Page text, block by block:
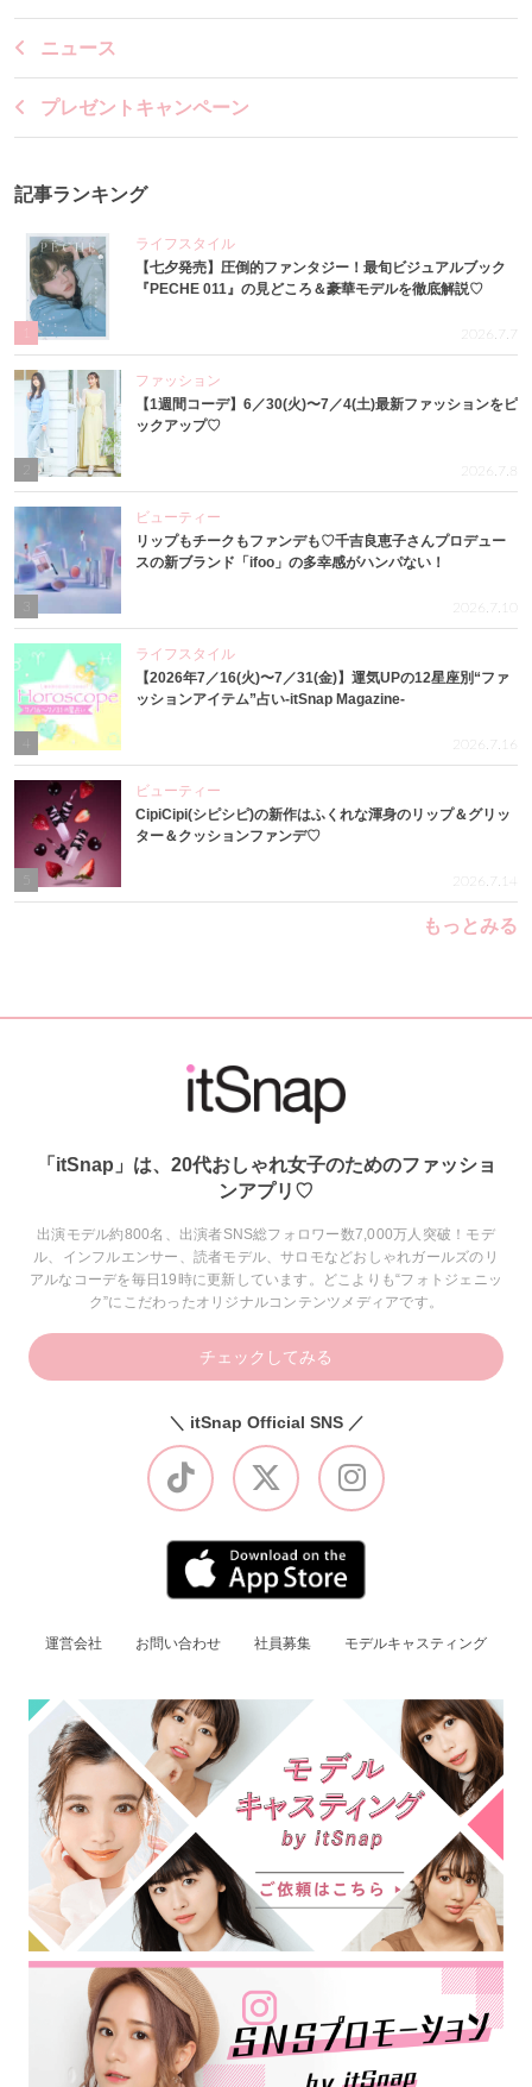
ニュース
プレゼントキャンペーン
記事ランキング
ライフスタイル
【七夕発売】圧倒的ファンタジー！最旬ビジュアルブック
『PECHE 011』の見どころ＆豪華モデルを徹底解説♡
2026.7.7
ファッション
【1週間コーデ】6／30(火)〜7／4(土)最新ファッションをピ
ックアップ♡
2026.7.8
3
ビューティー
リップもチークもファンデも♡千吉良恵子さんプロデュー
スの新ブランド「ifoo」の多幸感がハンパない！
2026.7.10
4
ライフスタイル
【2026年7／16(火)〜7／31(金)】運気UPの12星座別“ファ
ッションアイテム”占い-itSnap Magazine-
2026.7.16
ビューティー
CipiCipi(シピシピ)の新作はふくれな渾身のリップ＆グリッ
ター＆クッションファンデ♡
2026.7.14
もっとみる
「itSnap」は、20代おしゃれ女子のためのファッショ
ンアプリ♡
出演モデル約800名、出演者SNS総フォロワー数7,000万人突破！モデ
ル、インフルエンサー、読者モデル、サロモなどおしゃれガールズのリ
アルなコーデを毎日19時に更新しています。どこよりも“フォトジェニッ
ク”にこだわったオリジナルコンテンツメディアです。
チェックしてみる
＼ itSnap Official SNS ／
運営会社 お問い合わせ 社員募集 モデルキャスティング